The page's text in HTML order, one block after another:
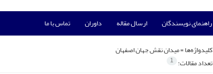
راهنمای نویسندگان ارسال مقاله داوران تماس با ما
کلیدواژه‌ها =میدان نقش جهان اصفهان
تعداد مقالات: 1